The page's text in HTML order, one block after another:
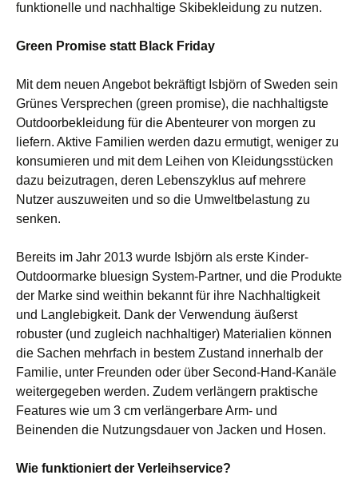
funktionelle und nachhaltige Skibekleidung zu nutzen.
Green Promise statt Black Friday
Mit dem neuen Angebot bekräftigt Isbjörn of Sweden sein
Grünes Versprechen (green promise), die nachhaltigste
Outdoorbekleidung für die Abenteurer von morgen zu
liefern. Aktive Familien werden dazu ermutigt, weniger zu
konsumieren und mit dem Leihen von Kleidungsstücken
dazu beizutragen, deren Lebenszyklus auf mehrere
Nutzer auszuweiten und so die Umweltbelastung zu
senken.
Bereits im Jahr 2013 wurde Isbjörn als erste Kinder-
Outdoormarke bluesign System-Partner, und die Produkte
der Marke sind weithin bekannt für ihre Nachhaltigkeit
und Langlebigkeit. Dank der Verwendung äußerst
robuster (und zugleich nachhaltiger) Materialien können
die Sachen mehrfach in bestem Zustand innerhalb der
Familie, unter Freunden oder über Second-Hand-Kanäle
weitergegeben werden. Zudem verlängern praktische
Features wie um 3 cm verlängerbare Arm- und
Beinenden die Nutzungsdauer von Jacken und Hosen.
Wie funktioniert der Verleihservice?